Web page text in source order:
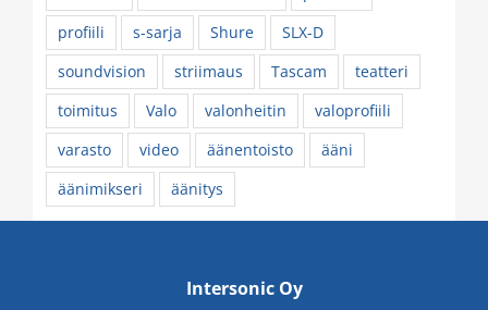
profiili
s-sarja Shure
SLX-D
soundvision
striimaus Tascam
teatteri
toimitus
Valo valonheitin
valoprofiili
varasto
video äänentoisto
ääni
äänimikseri
äänitys
Intersonic Oy